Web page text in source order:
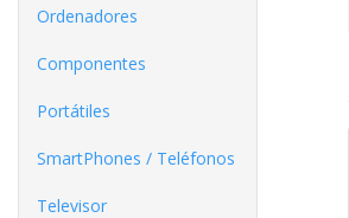
Ordenadores
Componentes
Portátiles
SmartPhones / Teléfonos
Televisor